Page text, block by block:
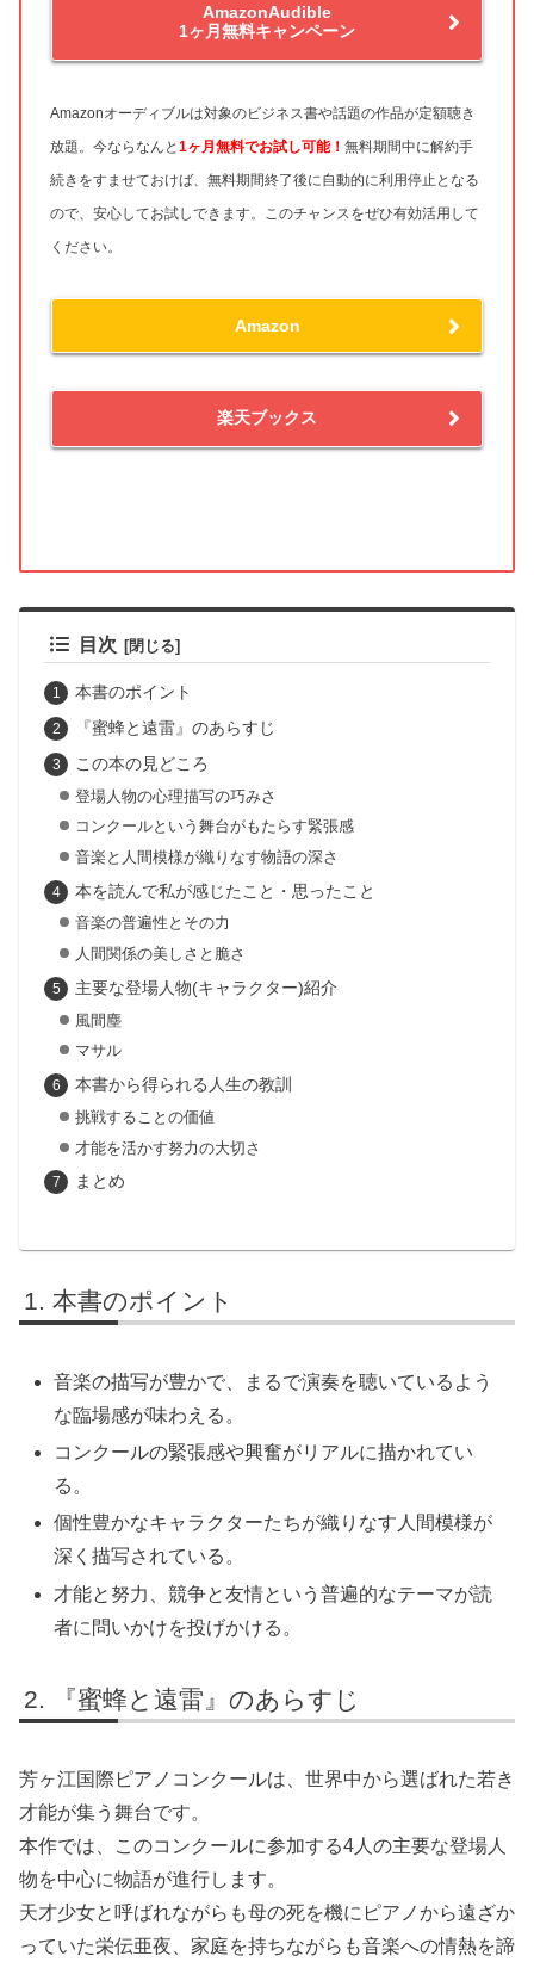
AmazonAudible
1ヶ月無料キャンペーン
Amazonオーディブルは対象のビジネス書や話題の作品が定額聴き
放題。今ならなんと 1ヶ月無料でお試し可能！ 無料期間中に解約手
続きをすませておけば、無料期間終了後に自動的に利用停止となる
ので、安心してお試しできます。このチャンスをぜひ有効活用して
ください。
Amazon
楽天ブックス
目次
本書のポイント
『蜜蜂と遠雷』のあらすじ
この本の見どころ
登場人物の心理描写の巧みさ
コンクールという舞台がもたらす緊張感
音楽と人間模様が織りなす物語の深さ
本を読んで私が感じたこと・思ったこと
音楽の普遍性とその力
人間関係の美しさと脆さ
主要な登場人物(キャラクター)紹介
風間塵
マサル
本書から得られる人生の教訓
挑戦することの価値
才能を活かす努力の大切さ
まとめ
本書のポイント
音楽の描写が豊かで、まるで演奏を聴いているよう
な臨場感が味わえる。
コンクールの緊張感や興奮がリアルに描かれてい
る。
個性豊かなキャラクターたちが織りなす人間模様が
深く描写されている。
才能と努力、競争と友情という普遍的なテーマが読
者に問いかけを投げかける。
『蜜蜂と遠雷』のあらすじ
芳ヶ江国際ピアノコンクールは、世界中から選ばれた若き
才能が集う舞台です。
本作では、このコンクールに参加する4人の主要な登場人
物を中心に物語が進行します。
天才少女と呼ばれながらも母の死を機にピアノから遠ざか
っていた栄伝亜夜、家庭を持ちながらも音楽への情熱を諦